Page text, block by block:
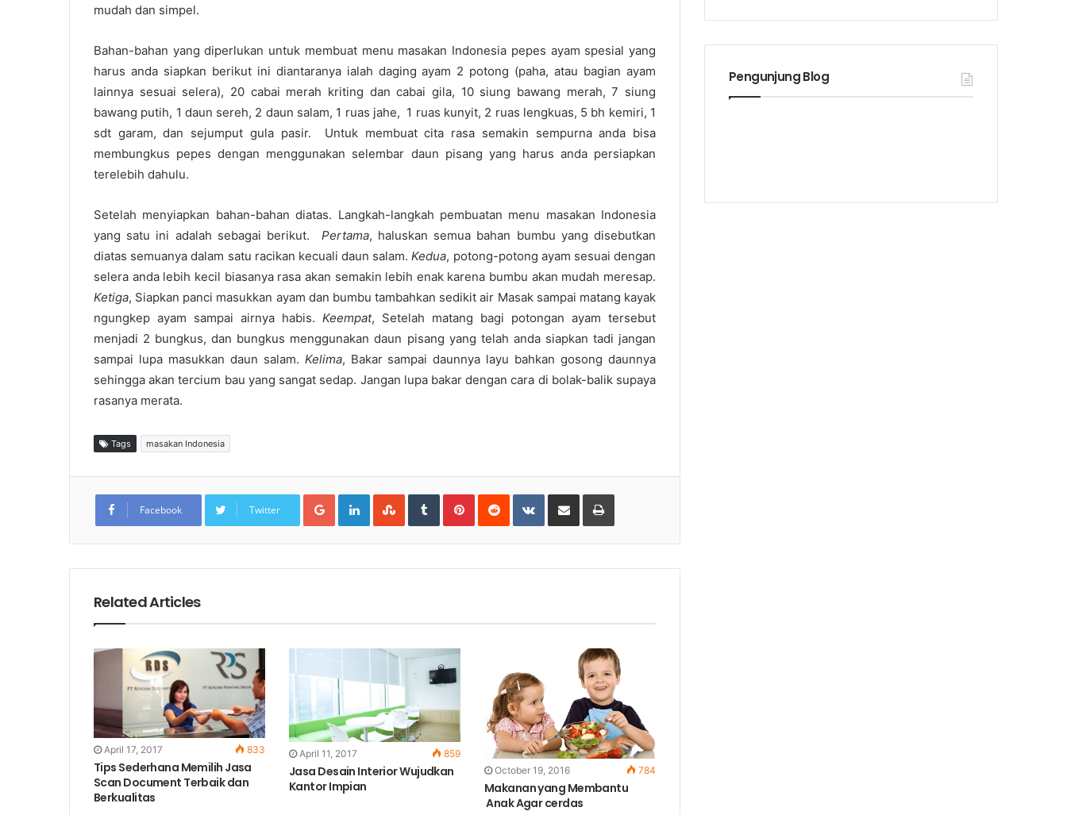
mudah dan simpel.
Bahan-bahan yang diperlukan untuk membuat menu masakan Indonesia pepes ayam spesial yang
harus anda siapkan berikut ini diantaranya ialah daging ayam 2 potong (paha, atau bagian ayam
lainnya sesuai selera), 20 cabai merah kriting dan cabai gila, 10 siung bawang merah, 7 siung
bawang putih, 1 daun sereh, 2 daun salam, 1 ruas jahe, 1 ruas kunyit, 2 ruas lengkuas, 5 bh kemiri, 1
sdt garam, dan sejumput gula pasir. Untuk membuat cita rasa semakin sempurna anda bisa
membungkus pepes dengan menggunakan selembar daun pisang yang harus anda persiapkan
terelebih dahulu.
Setelah menyiapkan bahan-bahan diatas. Langkah-langkah pembuatan menu masakan Indonesia
yang satu ini adalah sebagai berikut. Pertama, haluskan semua bahan bumbu yang disebutkan
diatas semuanya dalam satu racikan kecuali daun salam.Kedua, potong-potong ayam sesuai dengan
selera anda lebih kecil biasanya rasa akan semakin lebih enak karena bumbu akan mudah meresap.
Ketiga, Siapkan panci masukkan ayam dan bumbu tambahkan sedikit air Masak sampai matang kayak
ngungkep ayam sampai airnya habis. Keempat, Setelah matang bagi potongan ayam tersebut
menjadi 2 bungkus, dan bungkus menggunakan daun pisang yang telah anda siapkan tadi jangan
sampai lupa masukkan daun salam. Kelima, Bakar sampai daunnya layu bahkan gosong daunnya
sehingga akan tercium bau yang sangat sedap. Jangan lupa bakar dengan cara di bolak-balik supaya
rasanya merata.
Tags masakan Indonesia
Facebook Twitter
Google+LinkedInStumbleUpon
TumblrPinterestReddit VKontakteShare
Email
Print
Related Articles
April 17, 2017 833
Tips Sederhana Memilih Jasa
Scan Document Terbaik dan
Berkualitas
April 11, 2017 859
Jasa Desain Interior Wujudkan
Kantor Impian
October 19, 2016 784
Makanan yang Membantu
Anak Agar cerdas
Pengunjung Blog